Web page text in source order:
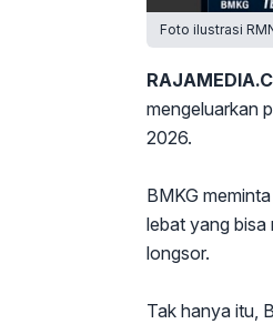
Foto ilustrasi
mengeluarkan
2026.
BMKG
lebat yang bisa
longsor.
Tak hanya itu,